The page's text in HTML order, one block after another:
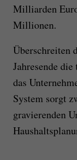
Milliarden
Millionen.
Überschreiten
Jahresende
das
System sorgt
gravierenden